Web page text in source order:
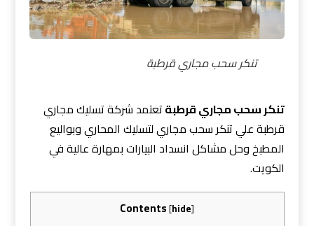
تنكر سحب مجاري قرطبة
تنكر سحب مجاري قرطبةتعتمد شركة تسليك مجاري
قرطبة علي تنكر سحب مجاري لتسليك المحاري وبواليع
المطبخ وحل مشاكل انسداد البيارات بمهارة عالية في
الكويت.
Contents[hide]